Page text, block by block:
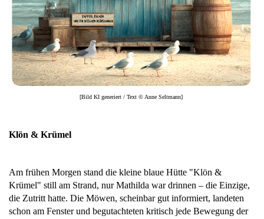
[Bild KI generiert / Text © Anne Seltmann]
Klön & Krümel
Am frühen Morgen stand die kleine blaue Hütte "Klön &
Krümel" still am Strand, nur Mathilda war drinnen – die Einzige,
die Zutritt hatte. Die Möwen, scheinbar gut informiert, landeten
schon am Fenster und begutachteten kritisch jede Bewegung der